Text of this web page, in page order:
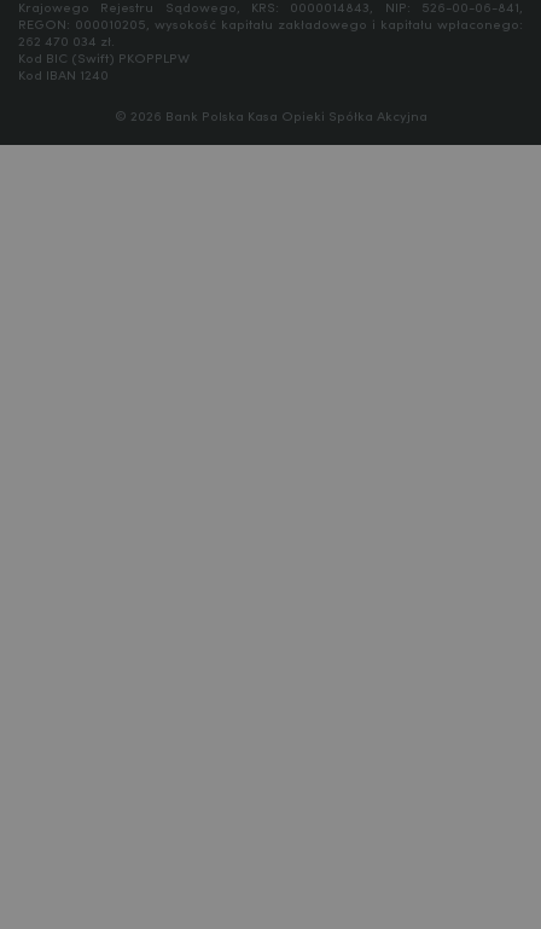
Krajowego Rejestru Sądowego, KRS: 0000014843, NIP: 526-00-06-841,
REGON: 000010205, wysokość kapitału zakładowego i kapitału wpłaconego:
262 470 034 zł.
Kod BIC (Swift) PKOPPLPW
Kod IBAN 1240
© 2026 Bank Polska Kasa Opieki Spółka Akcyjna